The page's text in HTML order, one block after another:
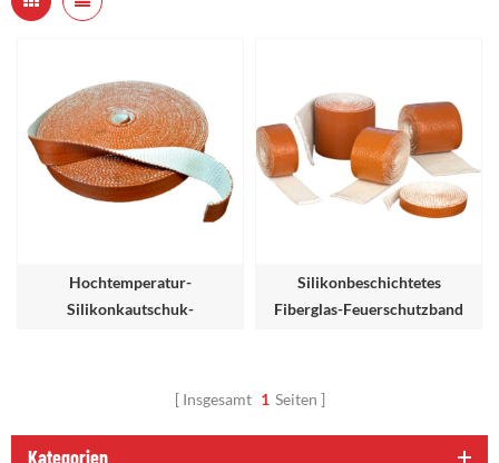
Hochtemperatur-
Silikonkautschuk-
Silikonbeschichtetes
Fiberglas-Feuerschutzband
Insgesamt 1 Seiten
Kategorien